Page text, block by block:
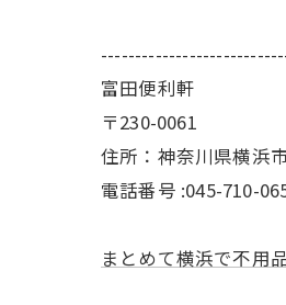
富田便利軒
〒230-0061
住所：神奈川県横浜
電話番号 :045-710-
まとめて横浜で不用